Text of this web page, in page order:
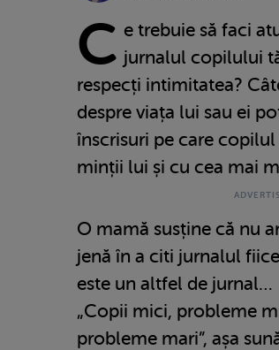
C e trebuie să faci
jurnalul copilului
respecți intimitatea?
despre viața lui sau ei
înscrisuri pe care
minții lui și cu cea mai
O mamă susține că nu
jenă în a citi jurnalul
este un altfel de jurnal…
„Copii mici, probleme
probleme mari”, așa